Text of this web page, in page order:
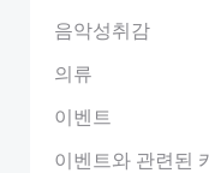
음악성취감
의류
이벤트
이벤트와 관련된